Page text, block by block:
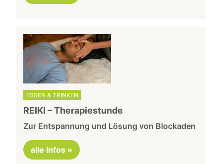
ESSEN & TRINKEN
REIKI – Therapiestunde
Zur Entspannung und Lösung von Blockaden
alle Infos »